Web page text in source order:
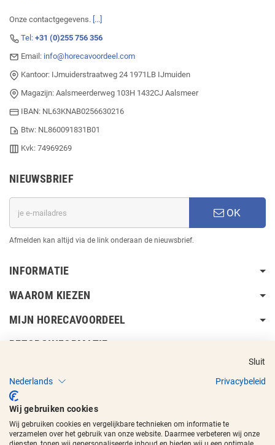
Onze contactgegevens. [...]
Tel: +31 (0)255 756 356
Email: info@horecavoordeel.com
Kantoor: IJmuiderstraatweg 24 1971LB IJmuiden
Magazijn: Aalsmeerderweg 103H 1432CJ Aalsmeer
IBAN: NL63KNAB0256630216
Btw: NL860091831B01
Kvk: 74969269
NIEUWSBRIEF
OK
Afmelden kan altijd via de link onderaan de nieuwsbrief.
INFORMATIE
WAAROM KIEZEN
MIJN HORECAVOORDEEL
BEZORGINFORMATIE
Copyright © 2017 - 2026 Horecavoordeelen de beeldmerken zijn
geregistreerde handelsmerken.
Sluit
Nederlands
Privacybeleid
Wij gebruiken cookies
Wij gebruiken cookies en vergelijkbare technieken om informatie te
verzamelen over het gebruik van onze website. Daarmee verbeteren wij onze